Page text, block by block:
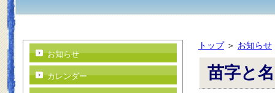
トップ＞ お知らせ
苗字と
お知らせ
カレンダー